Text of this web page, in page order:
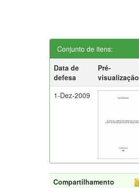
Conjunto de itens:
Data de
defesa
Pré-
visualização
1-Dez-2009
Compartilhamento